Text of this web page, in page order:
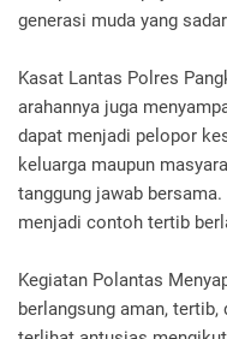
generasi muda yang
Kasat Lantas Polres
arahannya juga
dapat menjadi pelopor
keluarga maupun
tanggung jawab
menjadi contoh tertib
Kegiatan Polantas
berlangsung aman,